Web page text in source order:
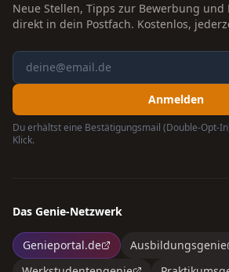
Neue Stellen, Tipps zur Bewerbung
direkt in dein Postfach. Kostenlos,
Anmelden
Du erhältst eine Bestätigungsmail (Double-Opt-
Klick.
Das Genie-Netzwerk
Genieportal.de
Ausbildungsgenie